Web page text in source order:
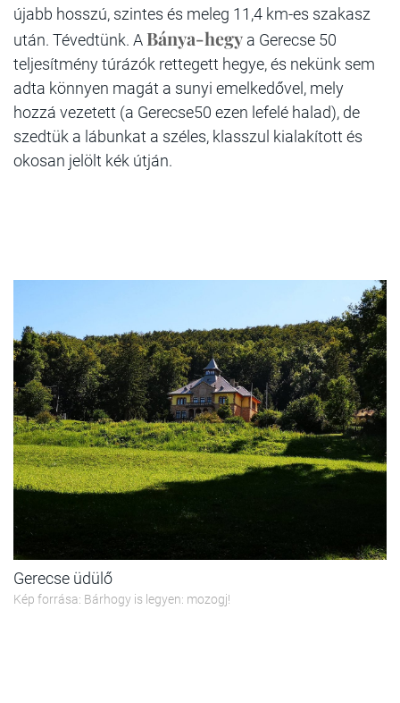
újabb hosszú, szintes és meleg 11,4 km-es szakasz
után. Tévedtünk. A Bánya-hegy a Gerecse 50
teljesítmény túrázók rettegett hegye, és nekünk sem
adta könnyen magát a sunyi emelkedővel, mely
hozzá vezetett (a Gerecse50 ezen lefelé halad), de
szedtük a lábunkat a széles, klasszul kialakított és
okosan jelölt kék útján.
Gerecse üdülő
Kép forrása: Bárhogy is legyen: mozogj!